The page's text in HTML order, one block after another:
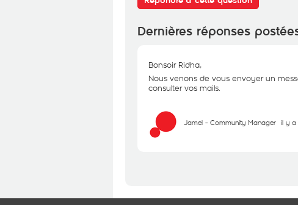
Dernières réponses
Bonsoir Ridha,
Nous venons de vous envoyer un
consulter vos mails.
Jamel - Community Manager il y a